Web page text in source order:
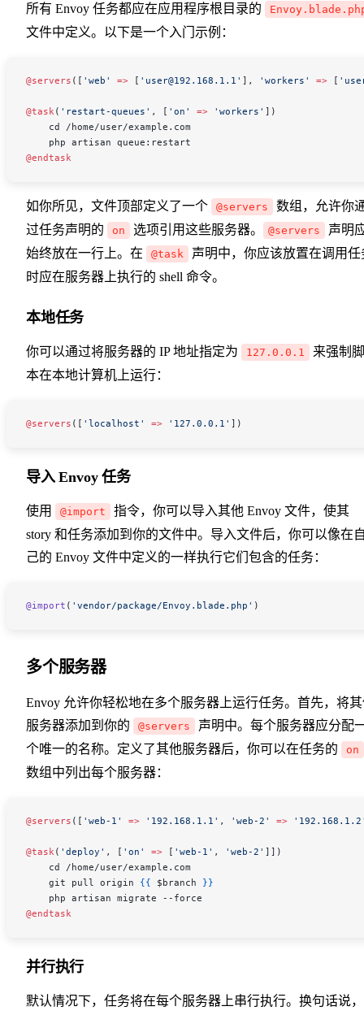
所有 Envoy 任务都应在应用程序根目录的
文件中定义。以下是一个入门示例：
@servers ([ 'web' => [ 'user@192.168.1.1' ], 'workers' => [
@task ( 'restart-queues' , [ 'on' => 'workers' ])
    cd /home/user/example.com
    php artisan queue:restart
@endtask
如你所见，文件顶部定义了一个 @servers
数组，允许你
过任务声明的
on 选项引用这些服务器。 @servers
声明
始终放在一行上。在
@task
声明中，你应该放置在调用任
时应在服务器上执行的 shell 命令。
本地任务
你可以通过将服务器的 IP 地址指定为 127.0.0.1
来强制脚
本在本地计算机上运行：
@servers ([ 'localhost' => '127.0.0.1' ])
导入 Envoy 任务
使用 @import
指令，你可以导入其他 Envoy 文件，使其
story 和任务添加到你的文件中。导入文件后，你可以像在
己的 Envoy 文件中定义的一样执行它们包含的任务：
@import ( 'vendor/package/Envoy.blade.php' )
多个服务器
Envoy 允许你轻松地在多个服务器上运行任务。首先，将
服务器添加到你的
@servers
声明中。每个服务器应分配
个唯一的名称。定义了其他服务器后，你可以在任务的
on
数组中列出每个服务器：
@servers ([ 'web-1' => '192.168.1.1' , 'web-2' =>
@task ( 'deploy' , [ 'on' => [ 'web-1' , 'web-2' ]])
    cd /home/user/example.com
    git pull origin
{{ $branch }}
    php artisan migrate --force
@endtask
并行执行
默认情况下，任务将在每个服务器上串行执行。换句话说